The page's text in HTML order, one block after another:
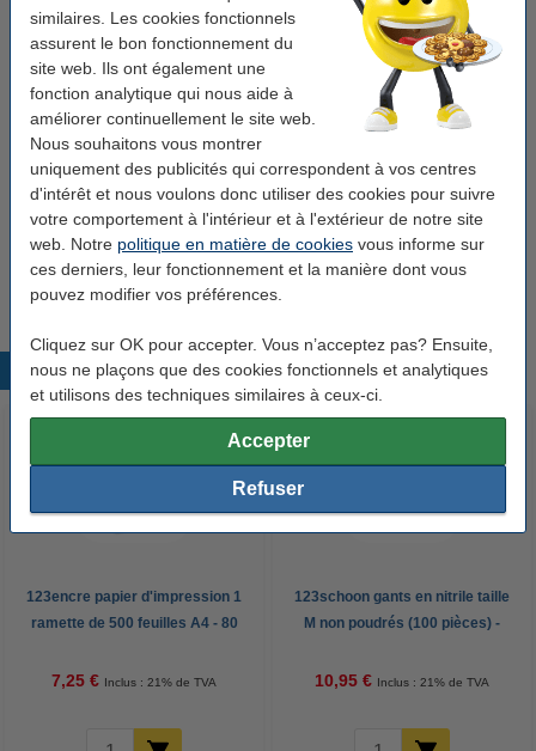
similaires. Les cookies fonctionnels
assurent le bon fonctionnement du
site web. Ils ont également une
fonction analytique qui nous aide à
améliorer continuellement le site web.
Nous souhaitons vous montrer
uniquement des publicités qui correspondent à vos centres
d'intérêt et nous voulons donc utiliser des cookies pour suivre
votre comportement à l'intérieur et à l'extérieur de notre site
web. Notre politique en matière de cookies vous informe sur
ces derniers, leur fonctionnement et la manière dont vous
pouvez modifier vos préférences.
Cliquez sur OK pour accepter. Vous n’acceptez pas? Ensuite,
nous ne plaçons que des cookies fonctionnels et analytiques
et utilisons des techniques similaires à ceux-ci.
Accepter
Refuser
Bon plan : commandez également
123schoon éponge à récurer (10 pièces)
1,25 €
123schoon liquide vaisselle Pink Sensation
(500 ml)
1,95 €
123schoon brosse à vaisselle en bois
1,95 €
Produits populaires
123encre papier d'impression 1
ramette de 500 feuilles A4 - 80
7,25 € Inclus : 21% de TVA
123schoon gants en nitrile taille
M non poudrés (100 pièces) -
10,95 € Inclus : 21% de TVA